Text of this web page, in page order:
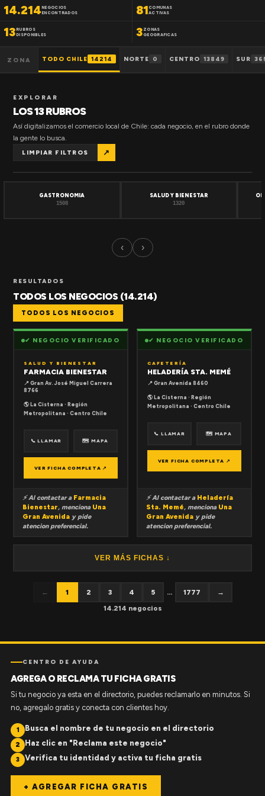
14.214NEGOCIOS
ENCONTRADOS
81 COMUNAS
ACTIVAS
13RUBROS
DISPONIBLES
3 ZONAS
GEOGRAFICAS
ZONA TODO CHILE 14214 NORTE 0 CENTRO 13849 SUR
EXPLORAR
LOS 13 RUBROS
Así digitalizamos el comercio local de Chile: cada negocio, en el rubro donde
la gente lo busca.
LIMPIAR FILTROS ↗
GASTRONOMIA
1508
SALUD Y BIENESTAR
1320
‹ ›
RESULTADOS
TODOS LOS NEGOCIOS (14.214)
TODOS LOS NEGOCIOS
✔ NEGOCIO VERIFICADO
SALUD Y BIENESTAR
FARMACIA BIENESTAR
📍 Gran Av. José Miguel Carrera
8766
🌎 La Cisterna · Región
Metropolitana · Centro Chile
📞 LLAMAR 🗺 MAPA
VER FICHA COMPLETA ↗
⚡ Al contactar a Farmacia
Bienestar, menciona Una
Gran Avenida y pide
atencion preferencial.
✔ NEGOCIO VERIFICADO
CAFETERÍA
HELADERÍA STA. MEMÉ
📍 Gran Avenida 8460
🌎 La Cisterna · Región
Metropolitana · Centro Chile
📞 LLAMAR 🗺 MAPA
VER FICHA COMPLETA ↗
⚡ Al contactar a Heladería
Sta. Memé, menciona Una
Gran Avenida y pide
atencion preferencial.
VER MÁS FICHAS ↓
← 1 2 3 4 5 ... 1777
→
14.214 negocios
CENTRO DE AYUDA
AGREGA O RECLAMA TU FICHA GRATIS
Si tu negocio ya esta en el directorio, puedes reclamarlo en minutos. Si
no, agregalo gratis y conecta con clientes hoy.
1 Busca el nombre de tu negocio en el directorio
2 Haz clic en "Reclama este negocio"
3 Verifica tu identidad y activa tu ficha gratis
+ AGREGAR FICHA GRATIS